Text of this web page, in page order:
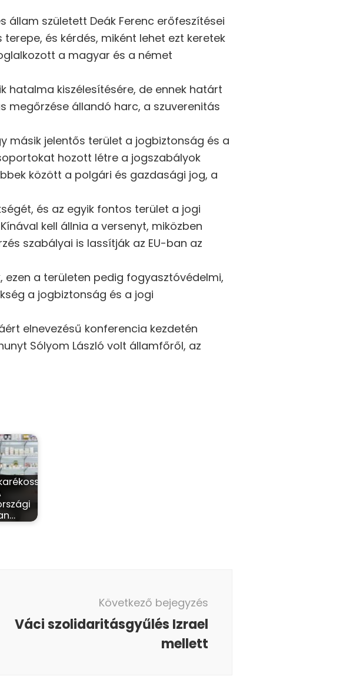
született Deák Ferenc erőfeszítései
és kérdés, miként lehet ezt keretek
a magyar és a német
kiszélesítésére, de ennek határt
megőrzése állandó harc, a szuverenitás
másik jelentős terület a jogbiztonság és a
hozott létre a jogszabályok
között a polgári és gazdasági jog, a
és az egyik fontos terület a jogi
kell állnia a versenyt, miközben
szabályai is lassítják az EU-ban az
a területen pedig fogyasztóvédelmi,
a jogbiztonság és a jogi
elnevezésű konferencia kezdetén
Sólyom László volt államfőről, az
Következő bejegyzés
Váci szolidaritásgyűlés Izrael
mellett